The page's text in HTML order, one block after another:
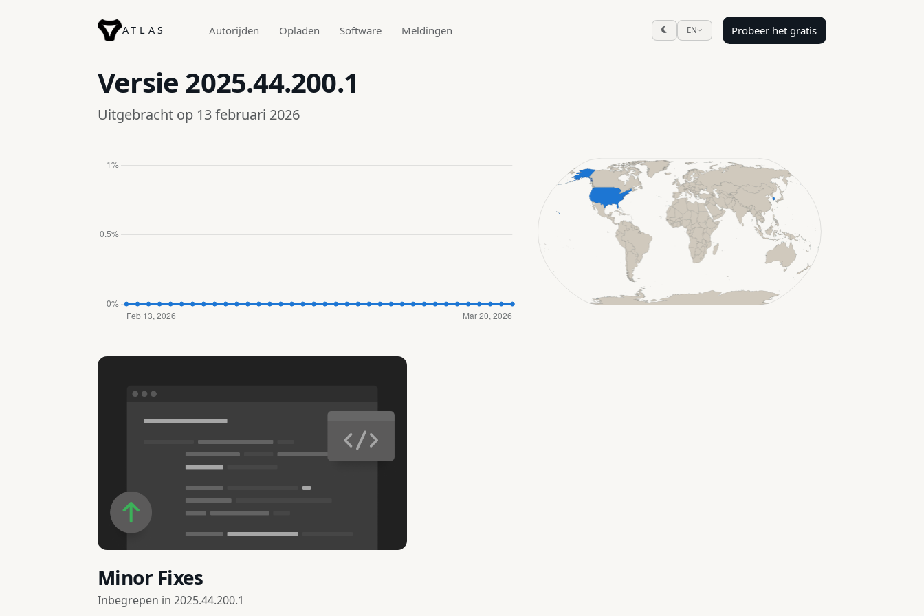
ATLAS Autorijden Opladen Software Meldingen EN Probeer het gratis
Versie 2025.44.200.1
Uitgebracht op 13 februari 2026
Minor Fixes
Inbegrepen in 2025.44.200.1